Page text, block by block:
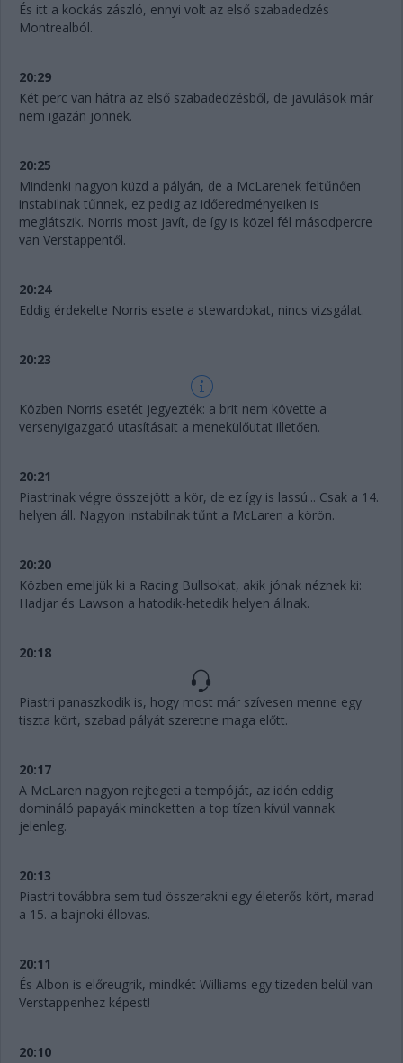
És itt a kockás zászló, ennyi volt az első szabadedzés
Montrealból.
20:29
Két perc van hátra az első szabadedzésből, de javulások már
nem igazán jönnek.
20:25
Mindenki nagyon küzd a pályán, de a McLarenek feltűnően
instabilnak tűnnek, ez pedig az időeredményeiken is
meglátszik. Norris most javít, de így is közel fél másodpercre
van Verstappentől.
20:24
Eddig érdekelte Norris esete a stewardokat, nincs vizsgálat.
20:23
Közben Norris esetét jegyezték: a brit nem követte a
versenyigazgató utasításait a menekülőutat illetően.
20:21
Piastrinak végre összejött a kör, de ez így is lassú... Csak a 14.
helyen áll. Nagyon instabilnak tűnt a McLaren a körön.
20:20
Közben emeljük ki a Racing Bullsokat, akik jónak néznek ki:
Hadjar és Lawson a hatodik-hetedik helyen állnak.
20:18
Piastri panaszkodik is, hogy most már szívesen menne egy
tiszta kört, szabad pályát szeretne maga előtt.
20:17
A McLaren nagyon rejtegeti a tempóját, az idén eddig
domináló papayák mindketten a top tízen kívül vannak
jelenleg.
20:13
Piastri továbbra sem tud összerakni egy életerős kört, marad
a 15. a bajnoki éllovas.
20:11
És Albon is előreugrik, mindkét Williams egy tizeden belül van
Verstappenhez képest!
20:10